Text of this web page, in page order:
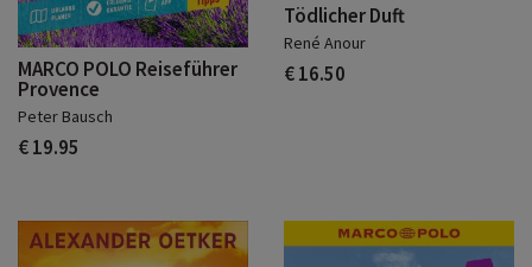
MARCO POLO Reiseführer
Provence
Peter Bausch
€ 19.95
Tödlicher Duft
René Anour
€ 16.50